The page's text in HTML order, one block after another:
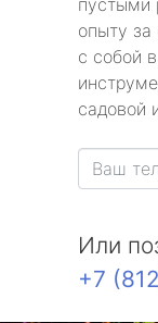
пустыми
опыту за
с собой
садовой
Или
+7